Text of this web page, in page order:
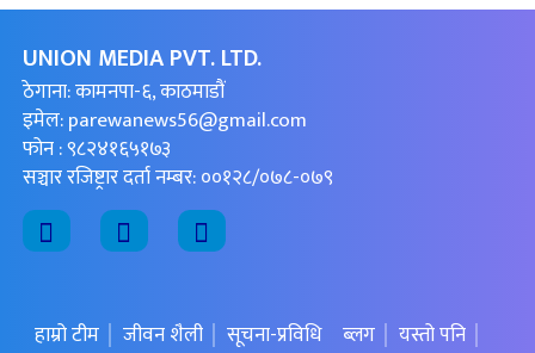
UNION MEDIA PVT. LTD.
ठेगाना: कामनपा-६, काठमाडौं
इमेल:parewanews56@gmail.com
फोन : ९८२४१६५१७३
सञ्चार रजिष्ट्रार दर्ता नम्बर: ००१२८/०७८-०७९
हाम्रो टीम जीवन शैली सूचना-प्रविधि ब्लग यस्तो पनि